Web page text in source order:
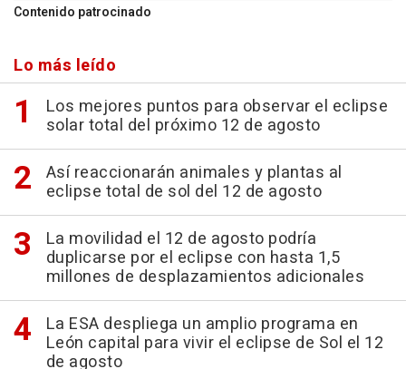
Contenido patrocinado
Lo más leído
Los mejores puntos para observar el eclipse
solar total del próximo 12 de agosto
Así reaccionarán animales y plantas al
eclipse total de sol del 12 de agosto
La movilidad el 12 de agosto podría
duplicarse por el eclipse con hasta 1,5
millones de desplazamientos adicionales
La ESA despliega un amplio programa en
León capital para vivir el eclipse de Sol el 12
de agosto